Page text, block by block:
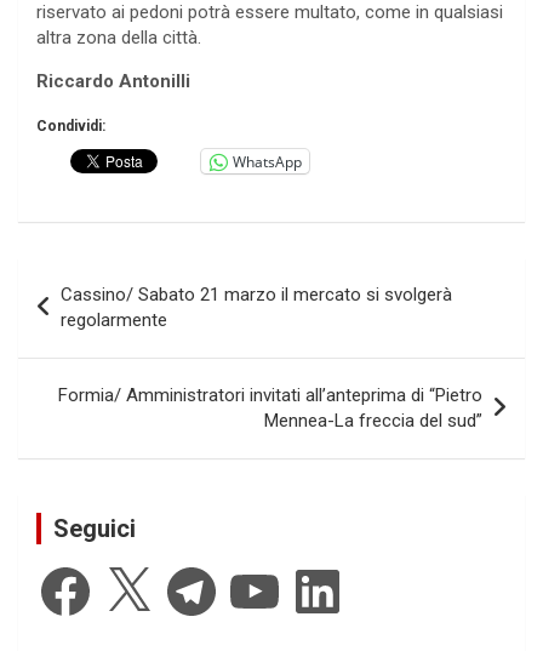
riservato ai pedoni potrà essere multato, come in qualsiasi
altra zona della città.
Riccardo Antonilli
Condividi:
WhatsApp
articoli
Cassino/ Sabato 21 marzo il mercato si svolgerà
regolarmente
Formia/ Amministratori invitati all’anteprima di “Pietro
Mennea-La freccia del sud”
Seguici
Facebook Telegram YouTube LinkedIn